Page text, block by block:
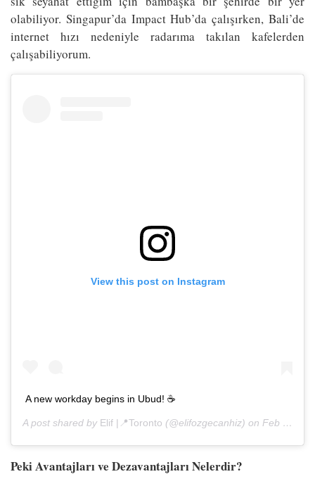
olabiliyor. Singapur’da Impact Hub’da çalışırken, Bali’de
internet hızı nedeniyle radarıma takılan kafelerden
çalışabiliyorum.
View this post on Instagram
A new workday begins in Ubud! ☕️
A post shared by Elif |📍Toronto (@elifozgecanhiz) on Feb 7, 2017 at 6:22pm PST
Peki Avantajları ve Dezavantajları Nelerdir?